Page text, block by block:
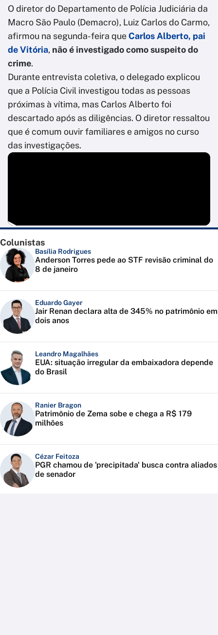
O diretor do Departamento de Polícia Judiciária da
Macro São Paulo (Demacro), Luiz Carlos do Carmo,
afirmou na segunda-feira queCarlos Alberto, pai
de Vitória, não é investigado como suspeito do
crime.
Durante entrevista coletiva, o delegado explicou
que a Polícia Civil investigou todas as pessoas
próximas à vítima, mas Carlos Alberto foi
descartado após as diligências. O diretor ressaltou
que é comum ouvir familiares e amigos no curso
das investigações.
Colunistas
Basília Rodrigues
Anderson Torres pede ao STF revisão criminal do
8 de janeiro
Eduardo Gayer
Jair Renan declara alta de 345% no patrimônio em
dois anos
Leandro Magalhães
EUA: situação irregular da embaixadora depende
do Brasil
Ranier Bragon
Patrimônio de Zema sobe e chega a R$ 179
milhões
Cézar Feitoza
PGR chamou de 'precipitada' busca contra aliados
de senador